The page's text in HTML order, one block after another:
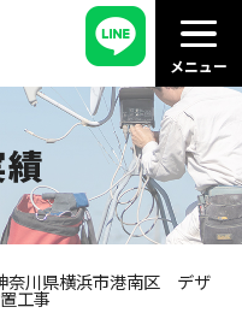
川県横浜市港南区 デザ
工事